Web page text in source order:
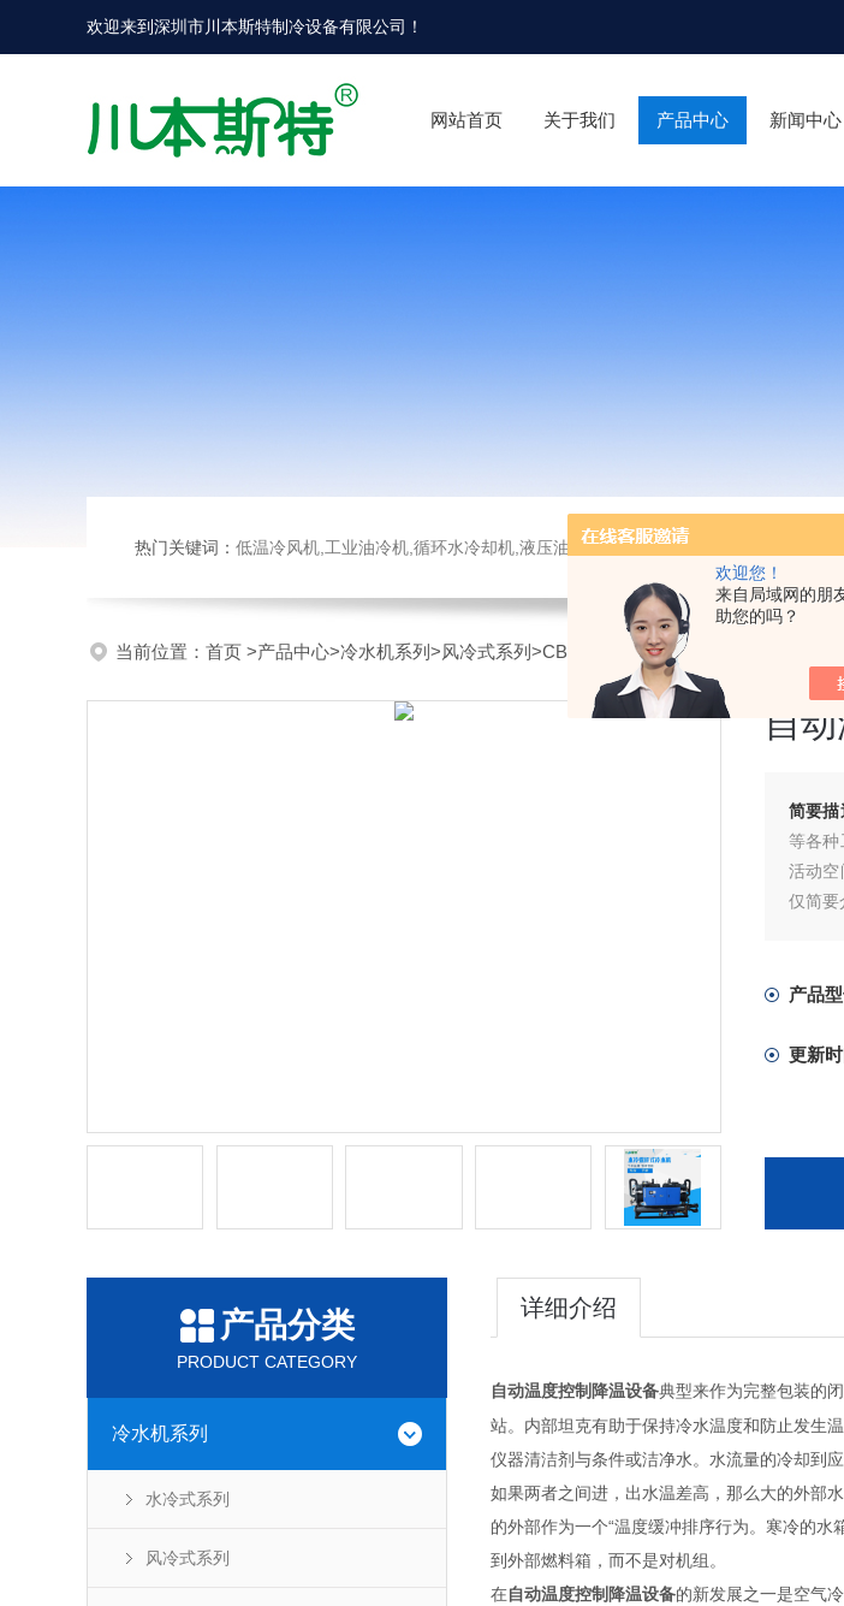
欢迎您！
来自局域网的朋
助您的吗？
欢迎来到深圳市川本斯特制冷设备有限公司 ！
网站首页 关于我们 产品中心 新闻中心
热门关键词： 低温冷风机,工业油冷机,循环水冷却机,液压油冷却机
当前位置： 首页 >产品中心>冷水机系列 >风冷式系列 >CBE-28ALC自动温度控制降温设备
自
简要描
等各
活动空
仅简要
产品型
更新时
产品分类
PRODUCT CATEGORY
冷水机系列
水冷式系列
风冷式系列
详细介绍
自动温度控制降温设备典型来作为完整包装的
站。内部坦克有助于保持冷水温度和防止发生
仪器清洁剂与条件或洁净水。水流量的冷却到
如果两者之间进，出水温差高，那么大的外部
的外部作为一个“温度缓冲排序行为。寒冷的
到外部燃料箱，而不是对机组。
在自动温度控制降温设备的新发展之一是空气